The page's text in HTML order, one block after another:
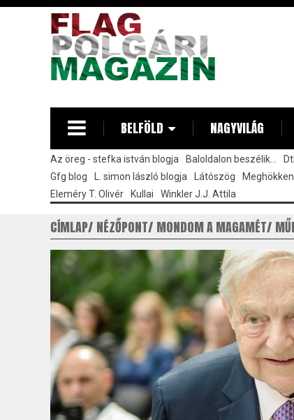
BELFÖLD NAGYVILÁG
Az öreg - stefka istván blogja Baloldalon beszélik...
Gfg blog
L. simon lászló blogja Látószög
Eleméry T. Olivér
Kullai Winkler J.J. Attila
CÍMLAP NÉZŐPONT MONDOM A MAGAMÉT